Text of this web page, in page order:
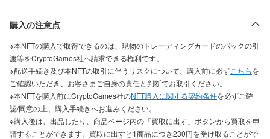
購入の注意点
※本NFTの購入で取得できるのは、現物のトレーディングカードのパックの引
渡等をCryptoGames社へ請求できる権利です。
※配送手続き及び本NFTの取引に伴うリスクについて、購入前に必ずこちらを
ご確認いただき、お客さまご自身の責任と判断でお取引ください。
※本NFTを購入前にCryptoGames社のNFT購入に関する契約条件を必ずご確
認/同意の上、購入手続きへお進みください。
※購入後は、出品したり、商品ページ内の「買取に出す」ボタンから買取を申
請することができます。買取に出すと1商品につき230円を受け取ることがで